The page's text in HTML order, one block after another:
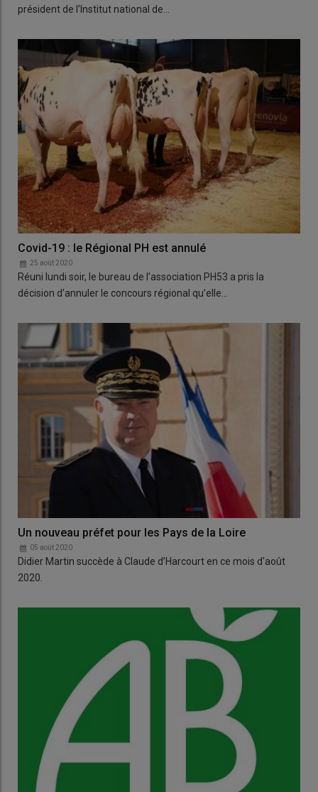
président de l'Institut national de…
Covid-19 : le Régional PH est annulé
25 août 2020
Réuni lundi soir, le bureau de l’association PH53 a pris la
décision d’annuler le concours régional qu’elle…
Un nouveau préfet pour les Pays de la Loire
05 août 2020
Didier Martin succède à Claude d’Harcourt en ce mois d'août
2020.